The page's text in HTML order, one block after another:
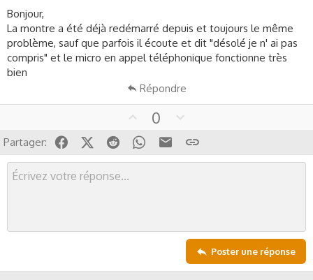
Bonjour,
La montre a été déjà redémarré depuis et toujours le même
problème, sauf que parfois il écoute et dit "désolé je n' ai pas
compris" et le micro en appel téléphonique fonctionne très
bien
Répondre
p
v
o
0
w
n
Partager: FacebookX (Twitter)
Reddit WhatsApp
Email
Poster une réponse